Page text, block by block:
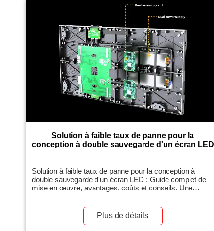
Solution à faible taux de panne pour la
conception à double sauvegarde d'un écran LED
Solution à faible taux de panne pour la conception à
double sauvegarde d'un écran LED : Guide complet de
mise en œuvre, avantages, coûts et conseils. Une
redondance avancé qui intègre des composants
dupliqués (par exemple, alimentations, chemins de
Plus de détails